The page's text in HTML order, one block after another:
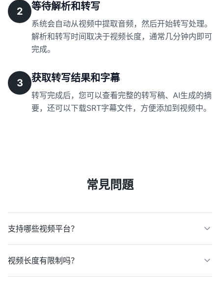
2 等待解析和转写
系统会自动从视频中提取音频，然后开始转写处理。
解析和转写时间取决于视频长度，通常几分钟内即可
完成。
3 获取转写结果和字幕
转写完成后，您可以查看完整的转写稿、AI生成的摘
要，还可以下载SRT字幕文件，方便添加到视频中。
常見問題
支持哪些视频平台？
视频长度有限制吗？